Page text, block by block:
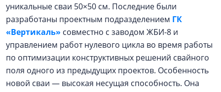
уникальные сваи 50×50 см. Последние были
разработаны проектным подразделением ГК
«Вертикаль» совместно с заводом ЖБИ-8 и
управлением работ нулевого цикла во время работы
по оптимизации конструктивных решений свайного
поля одного из предыдущих проектов. Особенность
новой сваи — высокая несущая способность. Она